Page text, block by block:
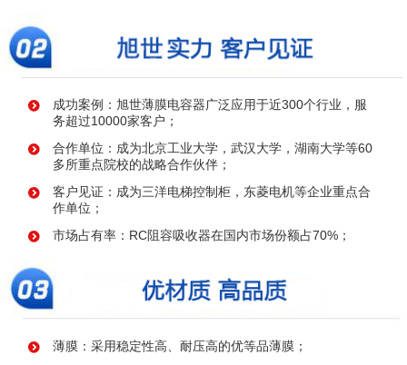
成功案例：旭世薄膜电容器广泛应用于近300个行业，服
务超过10000家客户；
合作单位：成为北京工业大学，武汉大学，湖南大学等60
多所重点院校的战略合作伙伴；
客户见证：成为三洋电梯控制柜，东菱电机等企业重点合
作单位；
市场占有率：RC阻容吸收器在国内市场份额占70%；
薄膜：采用稳定性高、耐压高的优等品薄膜；